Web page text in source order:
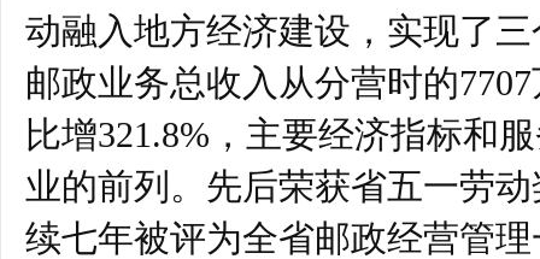
动融入地方经济建设，实现了
邮政业务总收入从分营时的
比增321.8%，主要经济指标和
业的前列。先后荣获省五一劳
续七年被评为全省邮政经营管